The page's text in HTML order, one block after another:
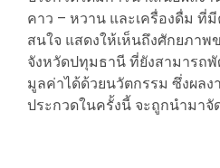
คาว – หวาน และเครื่องดื่ม ที่
สนใจ แสดงให้เห็นถึงศักยภา
จังหวัดปทุมธานี ที่ยังสามารถ
มูลค่าได้ด้วยนวัตกรรม ซึ่งผลง
ประกวดในครั้งนี้ จะถูกนำมาจั